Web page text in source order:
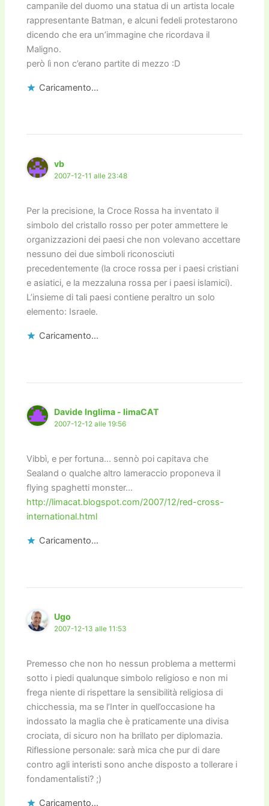
campanile del duomo una statua di un artista locale
rappresentante Batman, e alcuni fedeli protestarono
dicendo che era un’immagine che ricordava il
Maligno.
però lì non c’erano partite di mezzo :D
Caricamento...
vb
2007-12-11 alle 23:48
Per la precisione, la Croce Rossa ha inventato il
simbolo del cristallo rosso per poter ammettere le
organizzazioni dei paesi che non volevano accettare
nessuno dei due simboli riconosciuti
precedentemente (la croce rossa per i paesi cristiani
e asiatici, e la mezzaluna rossa per i paesi islamici).
L’insieme di tali paesi contiene peraltro un solo
elemento: Israele.
Caricamento...
Davide Inglima - limaCAT
2007-12-12 alle 19:56
Vibbì, e per fortuna… sennò poi capitava che
Sealand o qualche altro lameraccio proponeva il
flying spaghetti monster…
http://limacat.blogspot.com/2007/12/red-cross-
international.html
Caricamento...
Ugo
2007-12-13 alle 11:53
Premesso che non ho nessun problema a mettermi
sotto i piedi qualunque simbolo religioso e non mi
frega niente di rispettare la sensibilità religiosa di
chicchessia, ma se l’Inter in quell’occasione ha
indossato la maglia che è praticamente una divisa
crociata, di sicuro non ha brillato per diplomazia.
Riflessione personale: sarà mica che pur di dare
contro agli interisti sono anche disposto a tollerare i
fondamentalisti? ;)
Caricamento...